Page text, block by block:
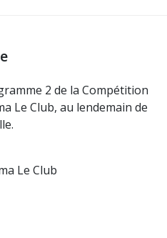
2 de la Compétition
Le Club, au lendemain de
Le Club